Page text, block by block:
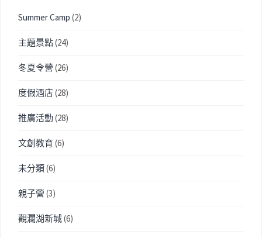
Summer Camp (2)
主題景點(24)
冬夏令營 (26)
度假酒店(28)
推廣活動 (28)
文創教育 (6)
未分類(6)
親子營 (3)
觀瀾湖新城(6)